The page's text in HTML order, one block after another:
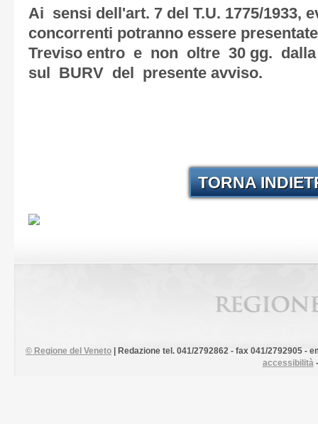
Ai sensi dell'art. 7 del T.U. 1775/1933,
concorrenti potranno essere
Treviso entro e non oltre 30 gg.
sul BURV del presente avviso.
TORNA
© Regione del Veneto
| Redazione tel. 041/2792862 - fax 041/2792905 -
accessibilità